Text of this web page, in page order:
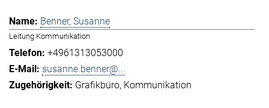
Benner, Susanne
Leitung Kommunikation
+4961313053000
susanne.benner@...
Grafikbüro Kommunikation